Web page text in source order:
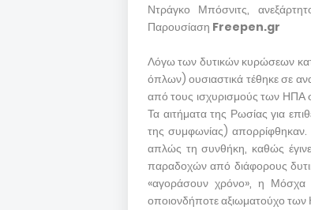
Ντράγκο Μπόσνιτς,
Παρουσίαση Freepen.gr
Λόγω των δυτικών κυρώσεων
όπλων) ουσιαστικά τέθηκε σε
από τους ισχυρισμούς των ΗΠΑ
Τα αιτήματα της Ρωσίας για
της συμφωνίας) απορρίφθηκαν.
απλώς τη συνθήκη, καθώς
παραδοχών από διάφορους
«αγοράσουν χρόνο», η Μόσχα
οποιονδήποτε αξιωματούχο